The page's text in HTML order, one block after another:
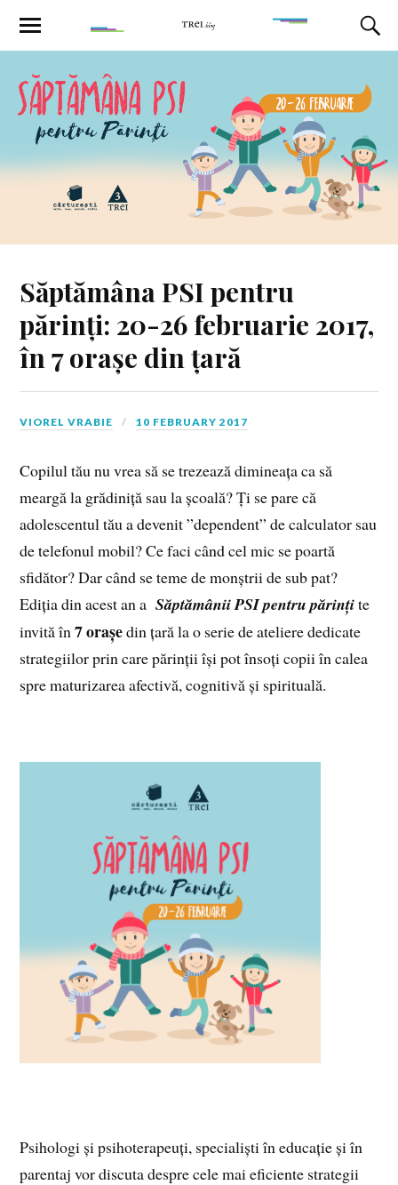
Săptămâna PSI pentru
părinți: 20-26 februarie 2017,
în 7 orașe din țară
VIOREL VRABIE 10 FEBRUARY 2017
Copilul tău nu vrea să se trezează dimineața ca să
meargă la grădiniță sau la școală? Ți se pare că
adolescentul tău a devenit ”dependent” de calculator sau
de telefonul mobil? Ce faci când cel mic se poartă
sfidător? Dar când se teme de monștrii de sub pat?
Ediția din acest an aSăptămânii PSI pentru părințite
invită în7 oraședin țară la o serie de ateliere dedicate
strategiilor prin care părinții își pot însoți copii în calea
spre maturizarea afectivă, cognitivă și spirituală.
Psihologi și psihoterapeuți, specialiști în educație și în
parentaj vor discuta despre cele mai eficiente strategii